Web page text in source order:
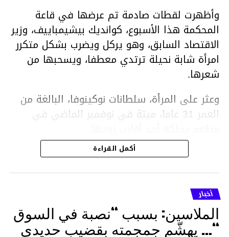
وأظهرت لقطات صادمة تم عرضها في قاعة
المحكمة هذا الأسبوع، كوانديك بيشيمباييف، وزير
الاقتصاد السابق، وهو يركل ويضرب بشكل متكرر
امرأة شابة نحيلة ترتدي معطفا، ويسحبها من
شعرها.
وعثر على المرأة، سلطانات نوكينوفا، البالغة من
العمر 31 عاما، ميتة في نوفمبر الماضي في
ووفقا لتقرير الطبيب الشرعي، توفيت نوكينوفا
متأثرة بصدمة في الدماغ، وكانت إحدى عظام
أنفها مكسورة وكانت هناك كدمات متعددة على
وجهها ورأسها وذراعيها ويديها.
ويواجه بيشيمباييف (43 عاما) اتهامات بالتعذيب
أكمل القراءة
أخبار
الملاسين: بسبب “نصبة في السوق
“… يهشّم جمجمته بقضيب حديدي